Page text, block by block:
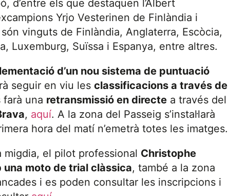
d’entre els que destaquen l’Albert
Yrjo Vesterinen de Finlàndia i
vinguts de Finlàndia, Anglaterra, Escòcia,
Luxemburg, Suïssa i Espanya, entre altres.
d’un nou sistema de puntuació
seguir en viu les classificacions a través de
farà una retransmissió en directe a través del
, aquí. A la zona del Passeig s’instal·larà
hora del matí n’emetrà totes les imatges.
el pilot professional Christophe
moto de trial clàssica, també a la zona
i es poden consultar les inscripcions i